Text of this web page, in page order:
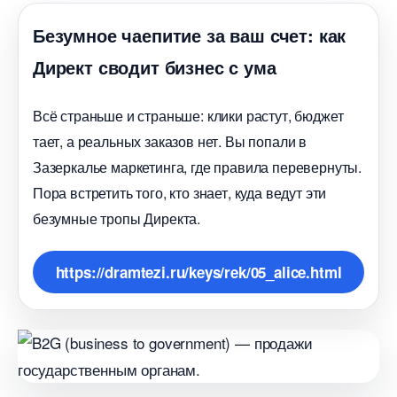
Безумное чаепитие за ваш счет: как
Директ сводит бизнес с ума
сё страньше и страньше: клики растут, бюджет
тает, а реальных заказов нет. Вы попали
Зазеркалье маркетинга, где правила перевернуты.
Пора встретить того, кто знает, куда ведут эти
езумные тропы Директа.
https://dramtezi.ru/keys/rek/05_alice.html